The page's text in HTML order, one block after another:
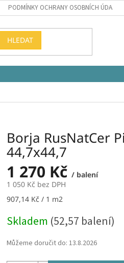
PODMÍNKY OCHRANY OSOBNÍCH ÚDAJŮ
HLEDAT
Borja RusNatCer
44,7x44,7
1 270 Kč / balení
1 050 Kč bez DPH
Měrná
907,14 Kč / 1 m2
Skladem (52,57 balení)
Můžeme doručit do: 13.8.2026